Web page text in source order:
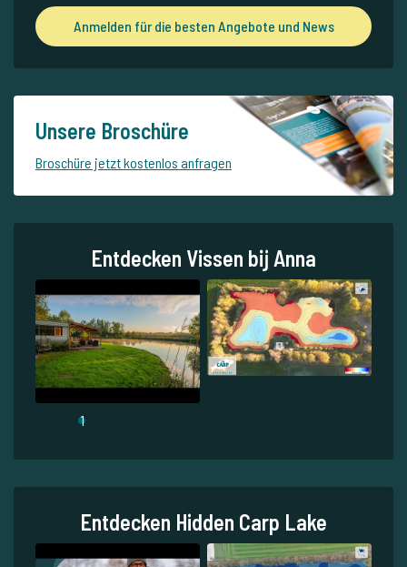
Anmelden für die besten Angebote und News
Unsere Broschüre
Broschüre jetzt kostenlos anfragen
Entdecken Vissen bij Anna
1
Entdecken Hidden Carp Lake